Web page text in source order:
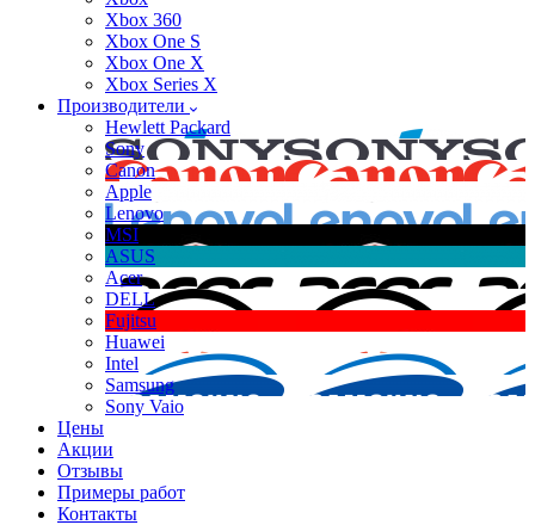
Xbox 360
Xbox One S
Xbox One X
Xbox Series X
Производители
Hewlett Packard
Sony
Canon
Apple
Lenovo
MSI
ASUS
Acer
DELL
Fujitsu
Huawei
Intel
Samsung
Sony Vaio
Цены
Акции
Отзывы
Примеры работ
Контакты